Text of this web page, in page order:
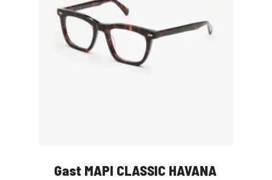
Gast MAPI CLASSIC HAVANA